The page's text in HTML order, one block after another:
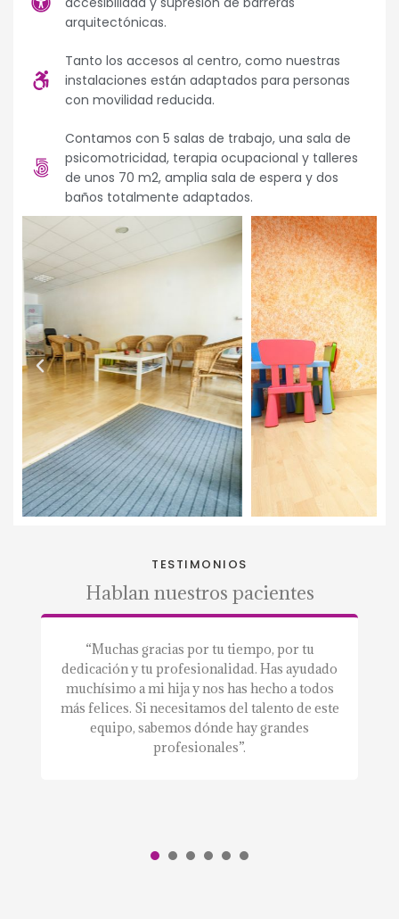
arquitectónicas.
Tanto los accesos al centro, como nuestras
instalaciones están adaptados para personas
con movilidad reducida.
Contamos con 5 salas de trabajo, una sala de
psicomotricidad, terapia ocupacional y talleres
de unos 70 m2, amplia sala de espera y dos
baños totalmente adaptados.
TESTIMONIOS
Hablan nuestros pacientes
“Muchas gracias por tu tiempo, por tu
dedicación y tu profesionalidad. Has ayudado
muchísimo a mi hija y nos has hecho a todos
más felices. Si necesitamos del talento de este
equipo, sabemos dónde hay grandes
profesionales”.